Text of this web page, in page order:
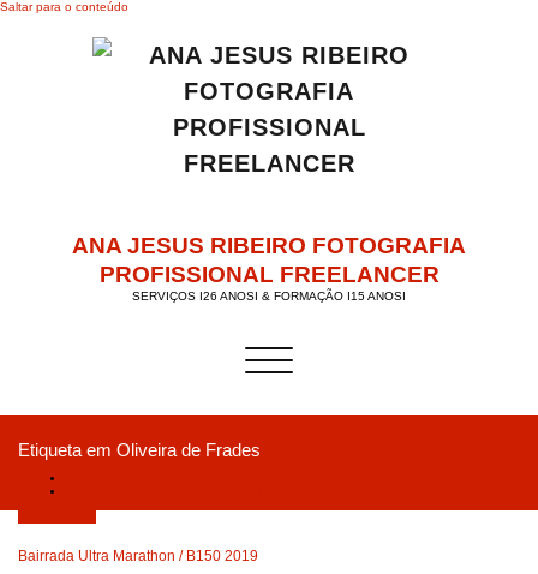
Saltar para o conteúdo
ANA JESUS RIBEIRO FOTOGRAFIA
PROFISSIONAL FREELANCER
SERVIÇOS I26 ANOSI & FORMAÇÃO I15 ANOSI
Alternar a navegação
Etiqueta em Oliveira de Frades
Bairrada Ultra Marathon / B150 2019